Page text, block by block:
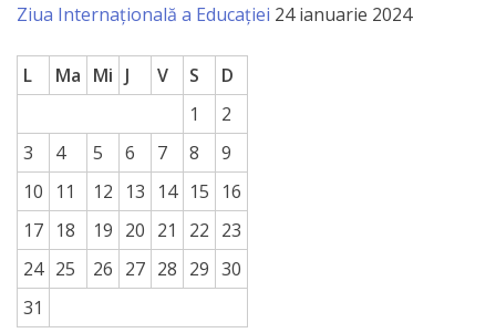
Ziua Internațională a Educației 24 ianuarie 2024
L Ma Mi J V S
D
1
2
3
4 5 6 7 8
9
10
11 12 13 14 15
16
17 18 19 20 21 22 23
24 25 26 27 28 29 30
31